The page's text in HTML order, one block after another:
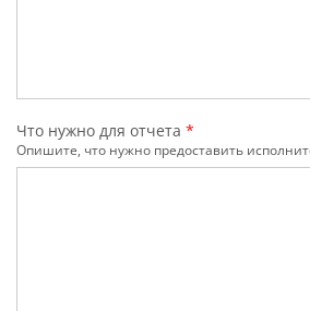
Что нужно для отчета *
Опишите, что нужно предоставить